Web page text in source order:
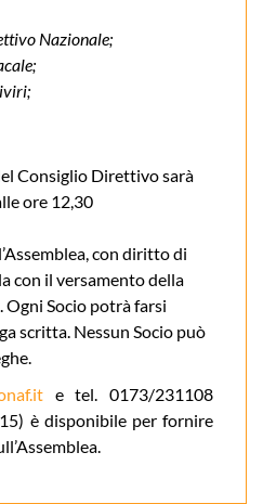
Nazionale;
Consiglio Direttivo sarà
ore 12,30
con diritto di
con il versamento della
Socio potrà farsi
scritta. Nessun Socio può
e tel. 0173/231108
è disponibile per fornire